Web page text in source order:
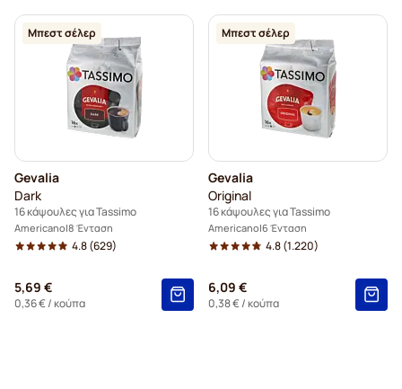
Μπεστ σέλερ
Gevalia
Dark
16 κάψουλες για Tassimo
Americano 8 Ένταση
4.8(629)
5,69 €
0,36 €/ κούπα
Μπεστ σέλερ
Gevalia
Original
16 κάψουλες για Tassimo
Americano 6 Ένταση
4.8(1.220)
6,09 €
0,38 €/ κούπα